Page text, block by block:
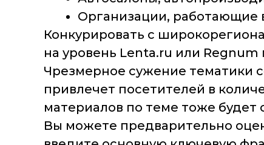
Организации, работающие
Конкурировать с
на уровень Lenta.ru или
Чрезмерное сужение тематики
привлечет посетителей в
материалов по теме тоже будет
Вы можете предварительно